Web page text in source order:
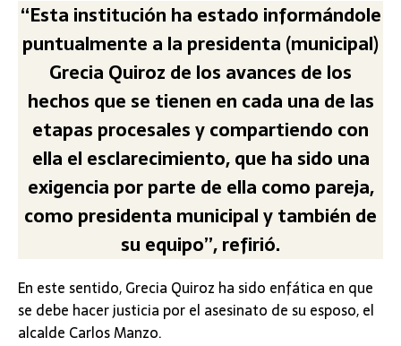
“Esta institución ha estado informándole
puntualmente a la presidenta (municipal)
Grecia Quiroz de los avances de los
hechos que se tienen en cada una de las
etapas procesales y compartiendo con
ella el esclarecimiento, que ha sido una
exigencia por parte de ella como pareja,
como presidenta municipal y también de
su equipo”, refirió.
En este sentido, Grecia Quiroz ha sido enfática en que
se debe hacer justicia por el asesinato de su esposo, el
alcalde Carlos Manzo.